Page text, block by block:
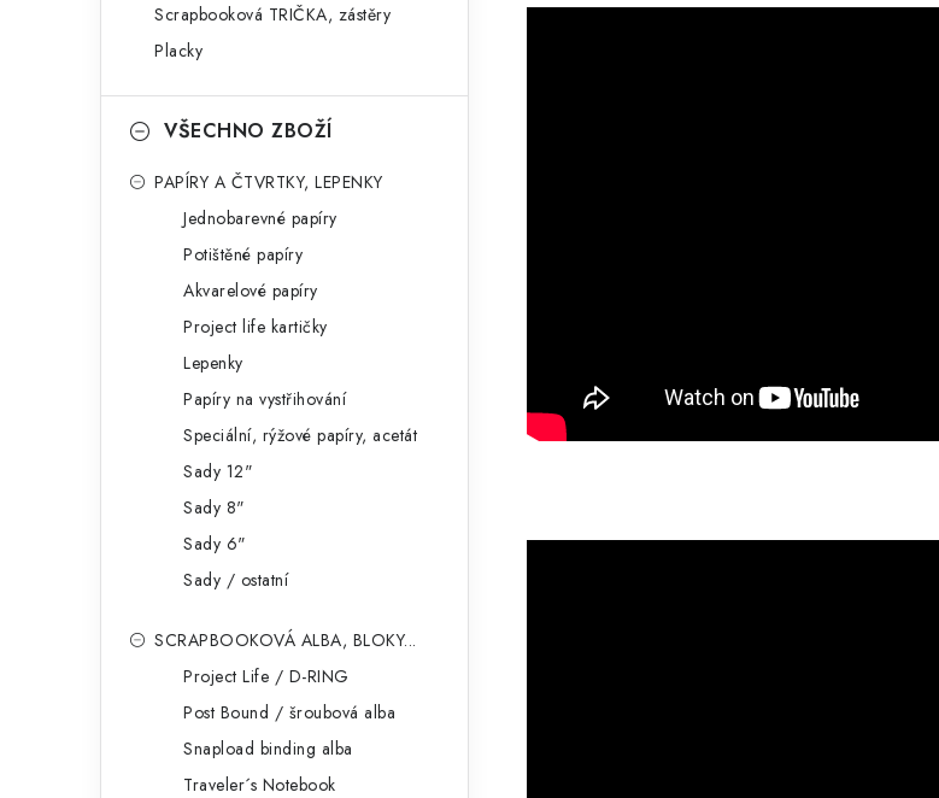
Scrapbooková TRIČKA, zástěry
Placky
VŠECHNO ZBOŽÍ
PAPÍRY A ČTVRTKY, LEPENKY
Jednobarevné papíry
Potištěné papíry
Akvarelové papíry
Project life kartičky
Lepenky
Papíry na vystřihování
Speciální, rýžové papíry, acetát
Sady 12"
Sady 8"
Sady 6"
Sady / ostatní
SCRAPBOOKOVÁ ALBA, BLOKY...
Project Life / D-RING
Post Bound / šroubová alba
Snapload binding alba
Traveler´s Notebook